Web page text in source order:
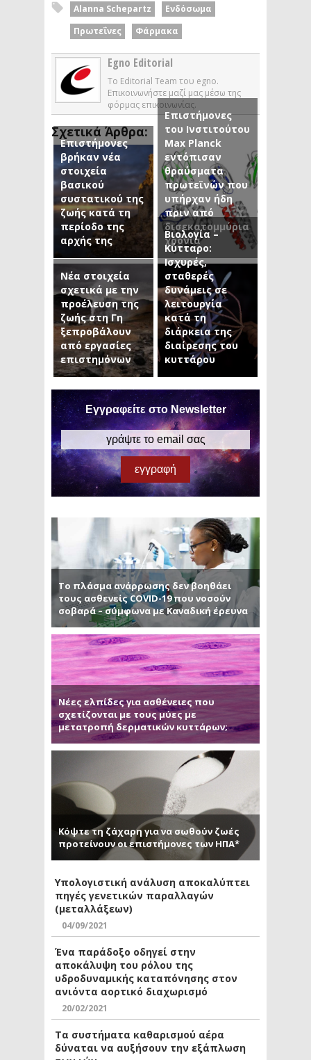
Alanna Schepartz
Ενδόσωμα
Πρωτεΐνες
Φάρμακα
Egno Editorial
Το Editorial Team του egno.
Επικοινωνήστε μαζί μας μέσω της
φόρμας επικοινωνίας.
Σχετικά Άρθρα:
Επιστήμονες
βρήκαν νέα
στοιχεία
βασικού
συστατικού της
ζωής κατά τη
περίοδο της
αρχής της
Επιστήμονες
του Ινστιτούτου
Max Planck
εντόπισαν
θραύσματα
πρωτεϊνών που
υπήρχαν ήδη
πριν από
δισεκατομμύρια
χρόνια
Νέα στοιχεία
σχετικά με την
προέλευση της
ζωής στη Γη
ξεπροβάλουν
από εργασίες
επιστημόνων
Βιολογία –
Κύτταρο:
Ισχυρές,
σταθερές
δυνάμεις σε
λειτουργία
κατά τη
διάρκεια της
διαίρεσης του
κυττάρου
Εγγραφείτε στο Newsletter
Το πλάσμα ανάρρωσης δεν βοηθάει
τους ασθενείς COVID-19 που νοσούν
σοβαρά – σύμφωνα με Καναδική έρευνα
Νέες ελπίδες για ασθένειες που
σχετίζονται με τους μύες με
μετατροπή δερματικών κυττάρων;
Κόψτε τη ζάχαρη για να σωθούν ζωές
προτείνουν οι επιστήμονες των ΗΠΑ*
Υπολογιστική ανάλυση αποκαλύπτει
πηγές γενετικών παραλλαγών
(μεταλλάξεων)
04/09/2021
Ένα παράδοξο οδηγεί στην
αποκάλυψη του ρόλου της
υδροδυναμικής καταπόνησης στον
ανιόντα αορτικό διαχωρισμό
20/02/2021
Τα συστήματα καθαρισμού αέρα
δύναται να αυξήσουν την εξάπλωση